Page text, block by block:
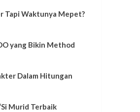
Tapi Waktunya Mepet?
yang Bikin Method
Dalam Hitungan
Murid Terbaik